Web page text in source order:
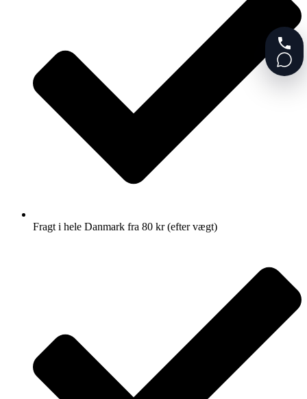
Fragt i hele Danmark fra 80 kr (efter vægt)